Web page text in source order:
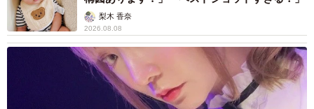
梨木 香奈
2026.08.08